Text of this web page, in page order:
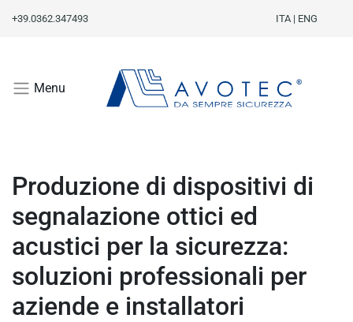
+39.0362.347493 ITA| ENG
Menu
Produzione di dispositivi di
segnalazione ottici ed
acustici per la sicurezza:
soluzioni professionali per
aziende e installatori